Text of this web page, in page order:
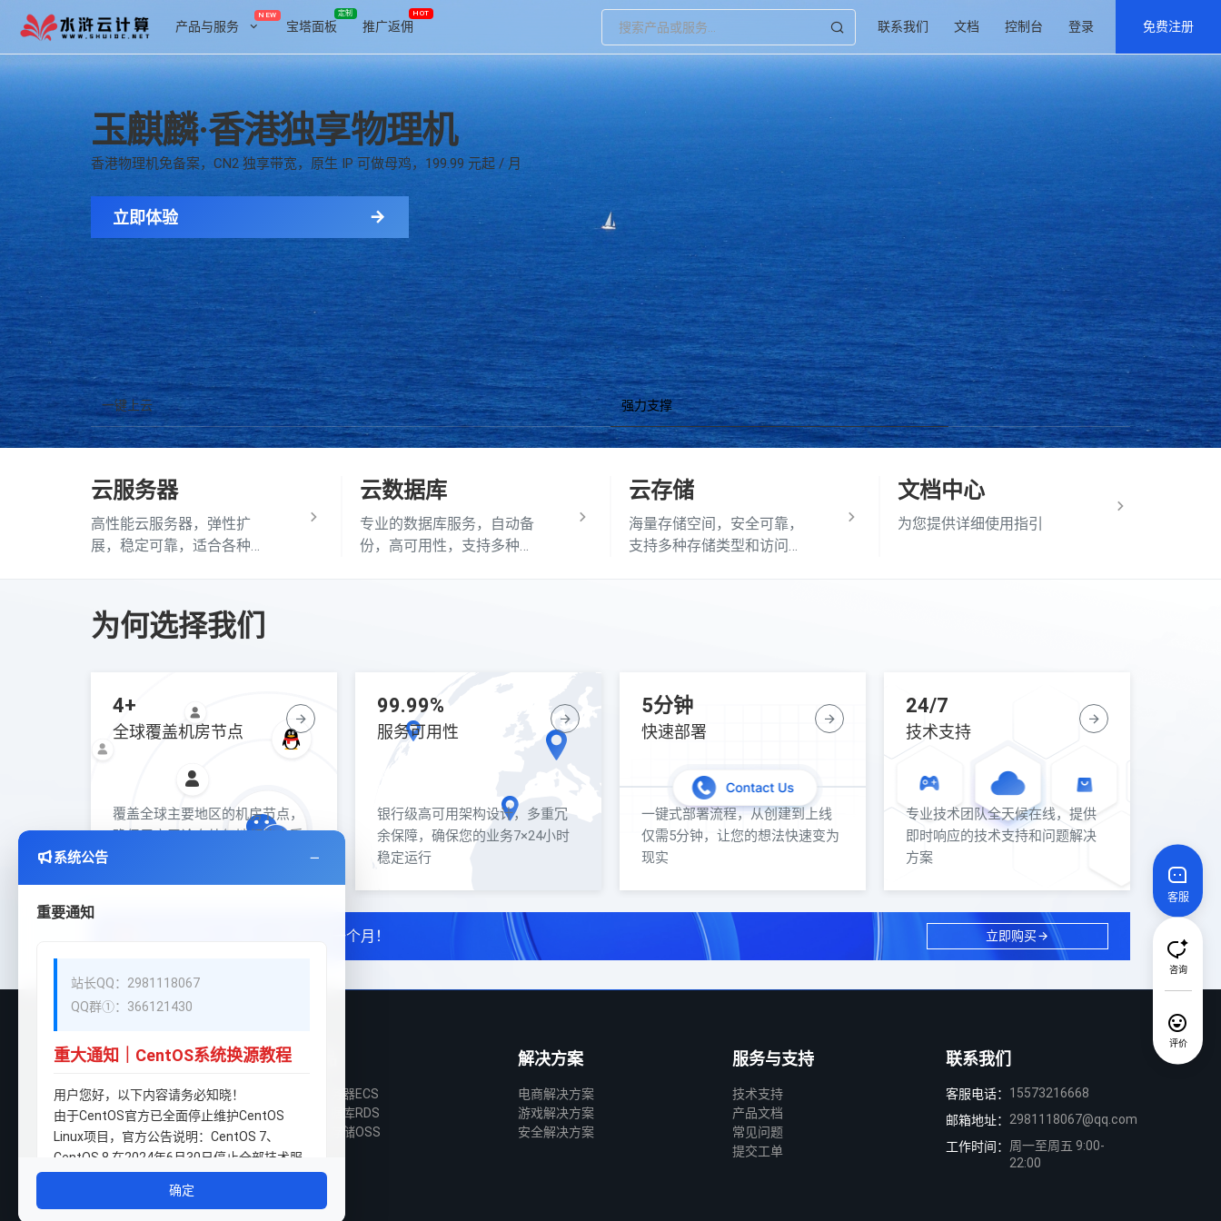
产品与服务
NEW
宝塔面板
定制
推广返佣
HOT
联系我们 文档 控制台 登录 免费注册
云服务器
混江龙·香港CN2新铂金云服务器
免备案、CN2大陆秒开，原生IP可折现，出海入华畅通
无阻。
神行太保·亚太加速型CDN
玉麒麟·香港独享物理机
香港物理机免备案，CN2 独享带宽，原生 IP 可做母鸡，199.99 元起 / 月
立即体验
一键上云 强力支撑
云服务器
高性能云服务器，弹性扩
展，稳定可靠，适合各种业
云数据库
专业的数据库服务，自动备
份，高可用性，支持多种数
云存储
海量存储空间，安全可靠，
支持多种存储类型和访问方
文档中心
为您提供详细使用指引
为何选择我们
4+
全球覆盖机房节点
覆盖全球主要地区的机房节点，
确保用户无论身处何地都能享受
99.99%
服务可用性
银行级高可用架构设计，多重冗
余保障，确保您的业务7×24小时
稳定运行
5分钟
快速部署
一键式部署流程，从创建到上线
仅需5分钟，让您的想法快速变为
现实
24/7
技术支持
专业技术团队全天候在线，提供
即时响应的技术支持和问题解决
方案
香港铂金CN2-4H4G，仅需19.9一个月！ 立即购买
关于我们
公司介绍
发展历程
企业文化
加入我们
云服务器ECS
云数据库RDS
对象存储OSS
解决方案
电商解决方案
游戏解决方案
安全解决方案
服务与支持
技术支持
产品文档
常见问题
提交工单
联系我们
客服电话： 15573216668
邮箱地址： 2981118067@qq.com
工作时间： 周一至周五 9:00-
22:00
系统公告
重要通知
站长QQ：2981118067
QQ群①：366121430
重大通知｜CentOS系统换源教程
用户您好，以下内容请务必知晓！
由于CentOS官方已全面停止维护CentOS
Linux项目，官方公告说明：CentOS 7、
CentOS 8 在2024年6月30日停止全部技术服
确定
客服
咨询
评价